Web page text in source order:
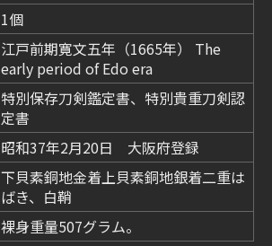
1個
江戸前期寛文五年（1665年） The
early period of Edo era
特別保存刀剣鑑定書、特別貴重刀剣認
定書
昭和37年2月20日 大阪府登録
下貝素銅地金着上貝素銅地銀着二重は
ばき、白鞘
裸身重量507グラム。